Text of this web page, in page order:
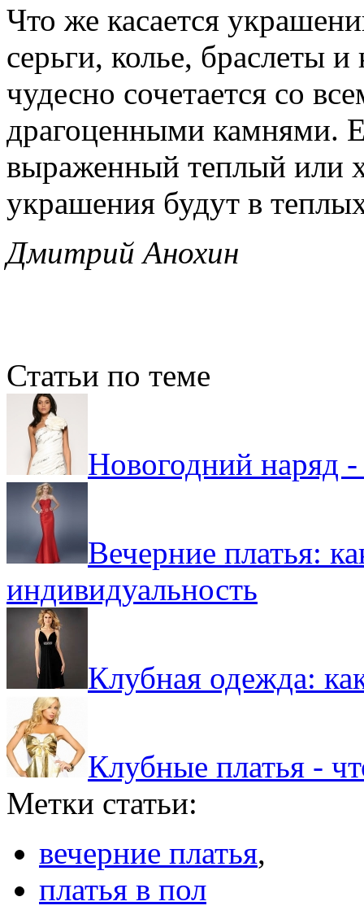
Что же касается
серьги, колье, браслеты
чудесно сочетается со
драгоценными камнями.
выраженный теплый или
украшения будут в
Дмитрий Анохин
Статьи по теме
Новогодний наряд -
Вечерние платья:
индивидуальность
Клубная одежда:
Клубные платья -
Метки статьи:
вечерние платья,
платья в пол